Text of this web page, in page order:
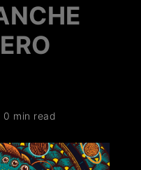
0 min read